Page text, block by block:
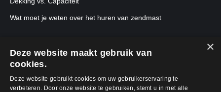
Wat moet je weten over het huren van zendmast
×
Deze website maakt gebruik van
cookies.
Deze website gebruikt cookies om uw gebruikerservaring te
verbeteren. Door onze website te gebruiken, stemt u in met alle